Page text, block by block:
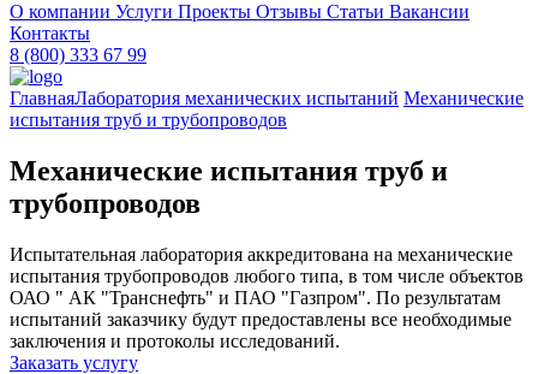
О компании Услуги Проекты Отзывы Статьи Вакансии
Контакты
8 (800) 333 67 99
ГлавнаяЛаборатория механических испытаний Механические
испытания труб и трубопроводов
Механические испытания труб и
трубопроводов
Испытательная лаборатория аккредитована на механические
испытания трубопроводов любого типа, в том числе объектов
ОАО " АК "Транснефть" и ПАО "Газпром". По результатам
испытаний заказчику будут предоставлены все необходимые
заключения и протоколы исследований.
Заказать услугу